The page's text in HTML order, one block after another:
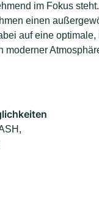
im Fokus
einen
auf eine
moderner